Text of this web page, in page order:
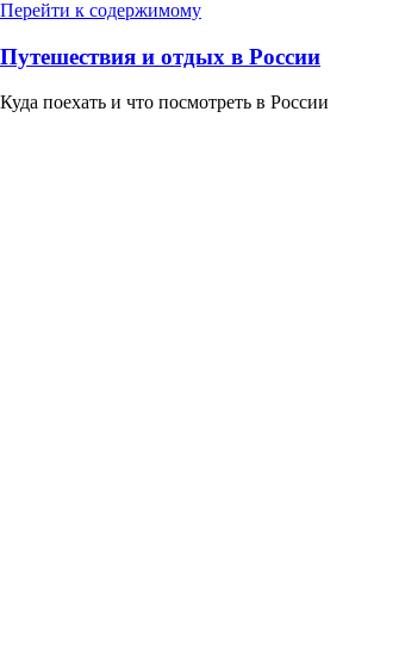
Перейти к содержимому
Путешествия и отдых в России
Куда поехать и что посмотреть в России